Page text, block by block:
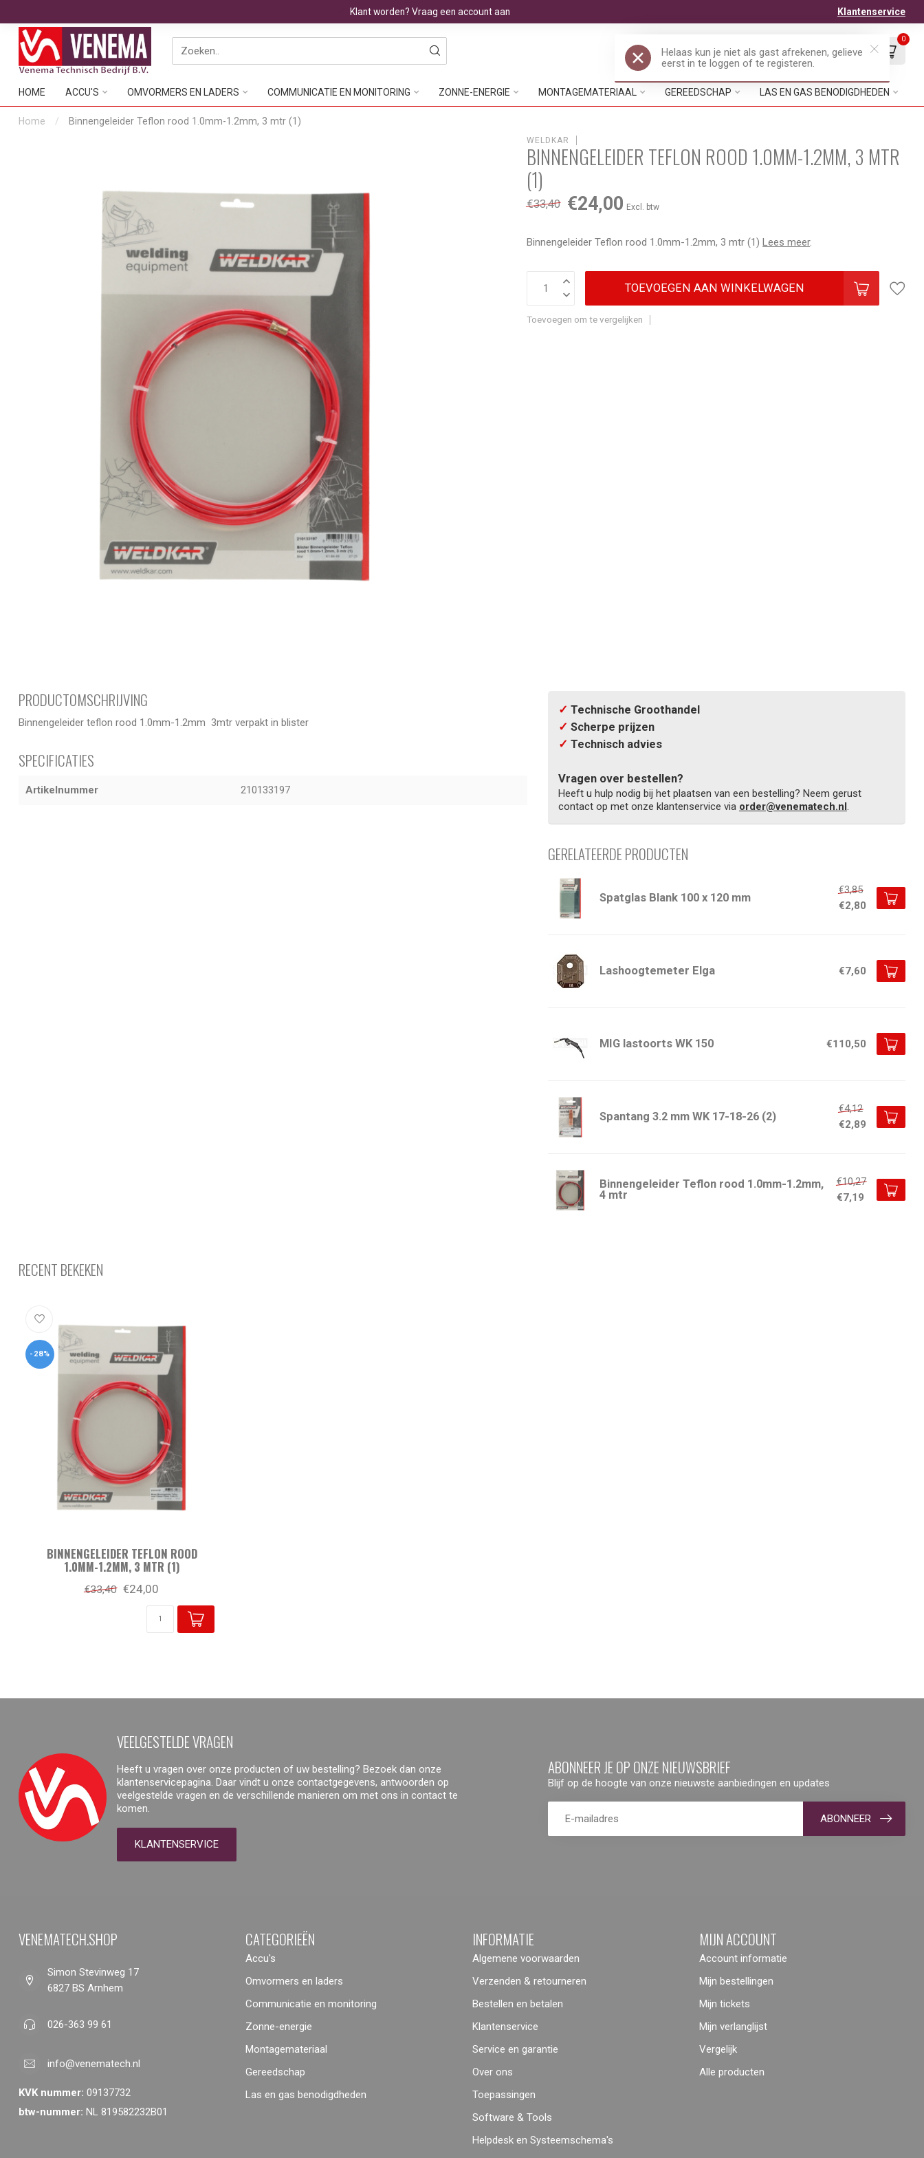
Klant worden? Vraag een account aan Klantenservice
EUR Mijn account Verlanglijst
0
HOME ACCU'S OMVORMERS EN LADERS COMMUNICATIE EN MONITORING ZONNE-ENERGIE MONTAGEMATERIAAL GEREEDSCHAP LAS EN GAS BENODIGDHEDEN
Home / Binnengeleider Teflon rood 1.0mm-1.2mm, 3 mtr (1)
WELDKAR
BINNENGELEIDER TEFLON ROOD 1.0MM-1.2MM, 3 MTR
(1)
€33,40 €24,00 Excl. btw
Binnengeleider Teflon rood 1.0mm-1.2mm, 3 mtr (1)Lees meer.
TOEVOEGEN AAN WINKELWAGEN
Toevoegen om te vergelijken
PRODUCTOMSCHRIJVING
Binnengeleider teflon rood 1.0mm-1.2mm 3mtr verpakt in blister
SPECIFICATIES
Artikelnummer 210133197
✓ Technische Groothandel
✓ Scherpe prijzen
✓ Technisch advies
Vragen over bestellen?
Heeft u hulp nodig bij het plaatsen van een bestelling? Neem gerust
contact op met onze klantenservice via order@venematech.nl.
GERELATEERDE PRODUCTEN
Spatglas Blank 100 x 120 mm
€3,85
€2,80
Lashoogtemeter Elga €7,60
MIG lastoorts WK 150 €110,50
Spantang 3.2 mm WK 17-18-26 (2)
€4,12
€2,89
Binnengeleider Teflon rood 1.0mm-1.2mm,
4 mtr
€10,27
€7,19
RECENT BEKEKEN
-28%
BINNENGELEIDER TEFLON ROOD
1.0MM-1.2MM, 3 MTR (1)
€33,40 €24,00
VEELGESTELDE VRAGEN
Heeft u vragen over onze producten of uw bestelling? Bezoek dan onze
klantenservicepagina. Daar vindt u onze contactgegevens, antwoorden op
veelgestelde vragen en de verschillende manieren om met ons in contact te
komen.
KLANTENSERVICE
ABONNEER JE OP ONZE NIEUWSBRIEF
Blijf op de hoogte van onze nieuwste aanbiedingen en updates
ABONNEER
VENEMATECH.SHOP
Simon Stevinweg 17
6827 BS Arnhem
026-363 99 61
info@venematech.nl
KVK nummer: 09137732
btw-nummer: NL 819582232B01
CATEGORIEËN
Accu's
Omvormers en laders
Communicatie en monitoring
Zonne-energie
Montagemateriaal
Gereedschap
Las en gas benodigdheden
INFORMATIE
Algemene voorwaarden
Verzenden & retourneren
Bestellen en betalen
Klantenservice
Service en garantie
Over ons
Toepassingen
Software & Tools
Helpdesk en Systeemschema's
MIJN ACCOUNT
Account informatie
Mijn bestellingen
Mijn tickets
Mijn verlanglijst
Vergelijk
Alle producten